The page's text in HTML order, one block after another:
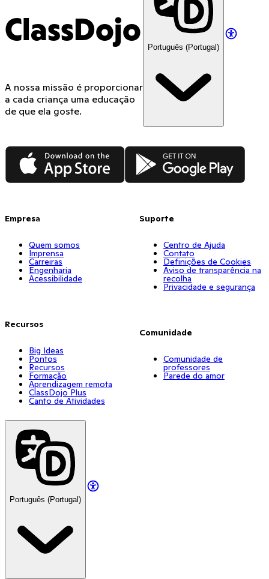
ClassDojo
A nossa missão é proporcionar
a cada criança uma educação
de que ela goste.
Português (Portugal)
App Store Google Play
Empresa
Quem somos
Imprensa
Carreiras
Engenharia
Acessibilidade
Recursos
Big Ideas
Pontos
Recursos
Formação
Aprendizagem remota
ClassDojo Plus
Canto de Atividades
Suporte
Centro de Ajuda
Contato
Definições de Cookies
Aviso de transparência na
recolha
Privacidade e segurança
Comunidade
Comunidade de
professores
Parede do amor
Português (Portugal)